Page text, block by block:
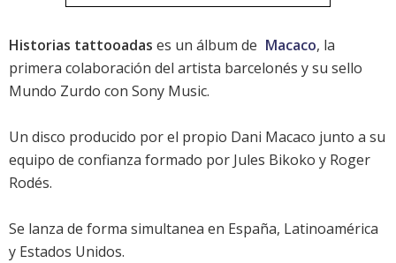
Historias tattooadas es un álbum de Macaco, la
primera colaboración del artista barcelonés y su sello
Mundo Zurdo con Sony Music.
Un disco producido por el propio Dani Macaco junto a su
equipo de confianza formado por Jules Bikoko y Roger
Rodés.
Se lanza de forma simultanea en España, Latinoamérica
y Estados Unidos.